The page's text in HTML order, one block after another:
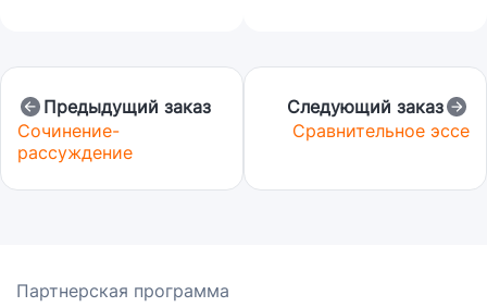
Предыдущий заказ
Сочинение-
рассуждение
Следующий заказ
Сравнительное эссе
Партнерская программа